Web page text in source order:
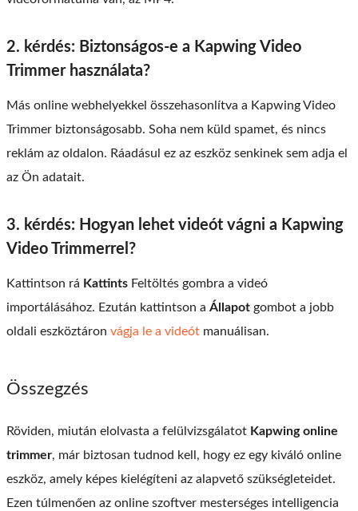
2. kérdés: Biztonságos-e a Kapwing Video
Trimmer használata?
Más online webhelyekkel összehasonlítva a Kapwing Video
Trimmer biztonságosabb. Soha nem küld spamet, és nincs
reklám az oldalon. Ráadásul ez az eszköz senkinek sem adja el
az Ön adatait.
3. kérdés: Hogyan lehet videót vágni a Kapwing
Video Trimmerrel?
Kattintson rá Kattints Feltöltés gombra a videó
importálásához. Ezután kattintson a Állapot gombot a jobb
oldali eszköztáron vágja le a videót manuálisan.
Összegzés
Röviden, miután elolvasta a felülvizsgálatot Kapwing online
trimmer, már biztosan tudnod kell, hogy ez egy kiváló online
eszköz, amely képes kielégíteni az alapvető szükségleteidet.
Ezen túlmenően az online szoftver mesterséges intelligencia